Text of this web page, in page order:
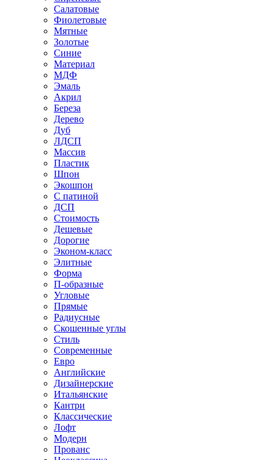
Салатовые
Фиолетовые
Мятные
Золотые
Синие
Материал
МДФ
Эмаль
Акрил
Береза
Дерево
Дуб
ЛДСП
Массив
Пластик
Шпон
Экошпон
С патиной
ДСП
Стоимость
Дешевые
Дорогие
Эконом-класс
Элитные
Форма
П-образные
Угловые
Прямые
Радиусные
Скошенные углы
Стиль
Современные
Евро
Английские
Дизайнерские
Итальянские
Кантри
Классические
Лофт
Модерн
Прованс